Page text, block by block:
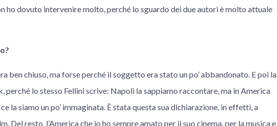
ho dovuto intervenire molto, perché lo sguardo dei due autori è molto attuale
ben chiuso, ma forse perché il soggetto era stato un po’ abbandonato. E poi la
perché lo stesso Fellini scrive: Napoli la sappiamo raccontare, ma in America
la siamo un po’ immaginata. È stata questa sua dichiarazione, in effetti, a
Del resto l’America che io ho sempre amato per il suo cinema, per la musica e